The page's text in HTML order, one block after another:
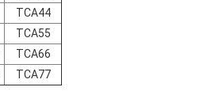
TCA44
TCA55
TCA66
TCA77